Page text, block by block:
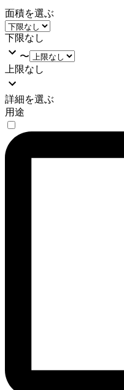
面積を選ぶ
下限なし
〜
上限なし
詳細を選ぶ
用途